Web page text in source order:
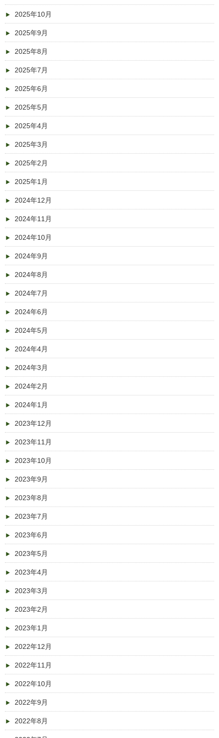
2025年10月
2025年9月
2025年8月
2025年7月
2025年6月
2025年5月
2025年4月
2025年3月
2025年2月
2025年1月
2024年12月
2024年11月
2024年10月
2024年9月
2024年8月
2024年7月
2024年6月
2024年5月
2024年4月
2024年3月
2024年2月
2024年1月
2023年12月
2023年11月
2023年10月
2023年9月
2023年8月
2023年7月
2023年6月
2023年5月
2023年4月
2023年3月
2023年2月
2023年1月
2022年12月
2022年11月
2022年10月
2022年9月
2022年8月